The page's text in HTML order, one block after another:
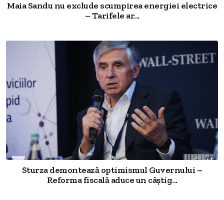
Maia Sandu nu exclude scumpirea energiei electrice
– Tarifele ar...
Sturza demontează optimismul Guvernului –
Reforma fiscală aduce un câștig...